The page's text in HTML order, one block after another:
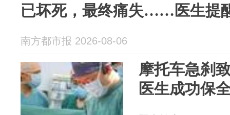
已坏死，最终痛失……医生提
南方都市报 2026-08-06
摩托车急刹致
医生成功保